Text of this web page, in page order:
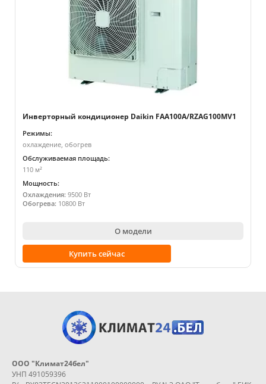
Инверторный кондиционер Daikin FAA100A/RZAG100MV1
Режимы:
охлаждение, обогрев
Обслуживаемая площадь:
110 м²
Мощность:
Охлаждения: 9500 Вт
Обогрева: 10800 Вт
О модели
Купить сейчас
ООО "Климат24бел"
УНП 491059396